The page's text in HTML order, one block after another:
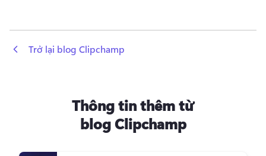
Trở lại blog Clipchamp
Thông tin thêm từ
blog Clipchamp